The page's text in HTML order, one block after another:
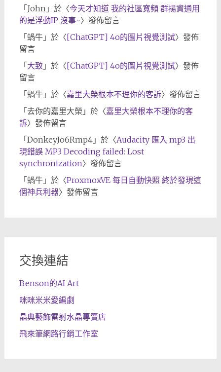
「 John」於〈今天才知道 我的社區寬頻 群揚資通用
的是浮動IP 沒事~〉發佈留言
「 蝸牛」於〈[ChatGPT] 4o的圖片視覺測試〉發佈
留言
「 大致 」於〈[ChatGPT] 4o的圖片視覺測試〉發佈
留言
「 蝸牛」於〈嘉里大榮根本不理你的客訴〉發佈留言
「 去你的嘉里大榮 」於〈嘉里大榮根本不理你的客
訴〉發佈留言
「 DonkeyJo6Rmp4」於〈Audacity 匯入 mp3 出
現錯誤 MP3 Decoding failed: Lost
synchronization〉發佈留言
「 蝸牛」於〈ProxmoxVE 每日自動快照 終於發現這
個神兵利器〉發佈留言
交換連結
Benson的AI Art
咪咪米米愛編劇
晶典藝飾雷射水晶專賣店
飛來筆網路行銷工作室